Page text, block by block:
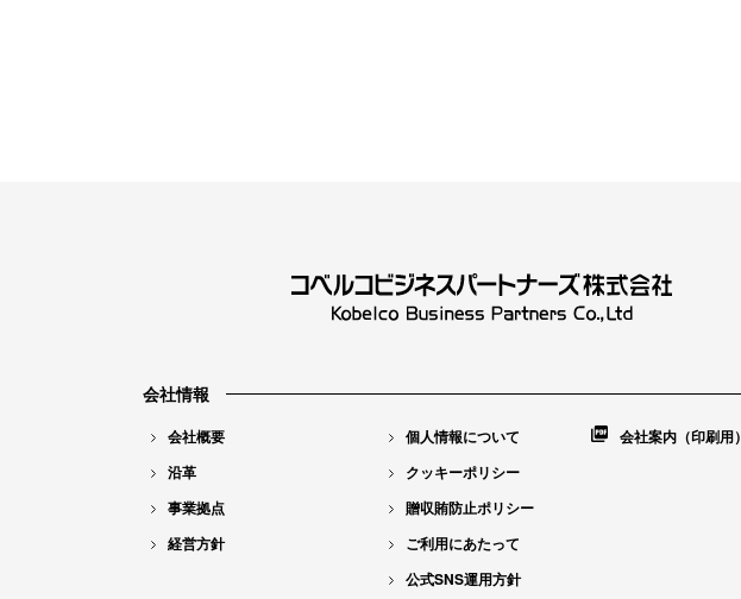
会社情報
会社概要
沿革
事業拠点
経営方針
個人情報について
クッキーポリシー
贈収賄防止ポリシー
ご利用にあたって
公式SNS運用方針
会社案内（印刷用）